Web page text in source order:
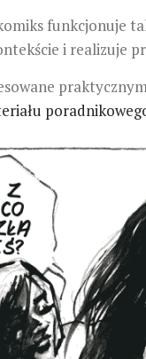
funkcjonuje
i realizuje